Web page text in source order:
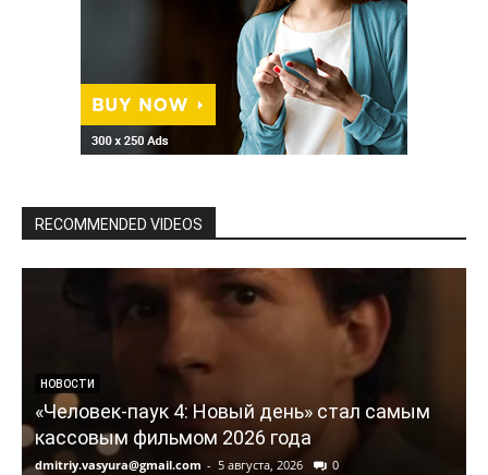
RECOMMENDED VIDEOS
НОВОСТИ
«Человек-паук 4: Новый день» стал самым
кассовым фильмом 2026 года
dmitriy.vasyura@gmail.com - 5 августа, 2026 0